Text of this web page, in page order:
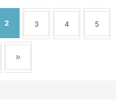
2 3 4 5